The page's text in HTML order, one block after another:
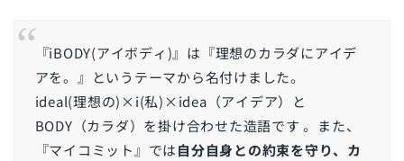
『iBODY(アイボディ)』は『理想のカラダにアイデ
アを。』というテーマから名付けました。
ideal(理想の)×i(私)×idea（アイデア）と
BODY（カラダ）を掛け合わせた造語です 。また、
『マイコミット』では自分自身との約束を守り、カ